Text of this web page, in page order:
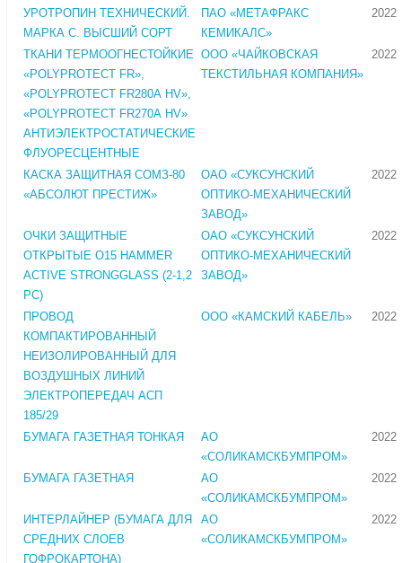
УРОТРОПИН ТЕХНИЧЕСКИЙ.
МАРКА С. ВЫСШИЙ СОРТ
ПАО «МЕТАФРАКС
КЕМИКАЛС»
2022
ТКАНИ ТЕРМООГНЕСТОЙКИЕ
«POLYPROTECT FR»,
«POLYPROTECT FR280А HV»,
«POLYPROTECT FR270А HV»
АНТИЭЛЕКТРОСТАТИЧЕСКИЕ
ФЛУОРЕСЦЕНТНЫЕ
ООО «ЧАЙКОВСКАЯ
ТЕКСТИЛЬНАЯ КОМПАНИЯ»
2022
КАСКА ЗАЩИТНАЯ СОМЗ-80
«АБСОЛЮТ ПРЕСТИЖ»
ОАО «СУКСУНСКИЙ
ОПТИКО-МЕХАНИЧЕСКИЙ
ЗАВОД»
2022
ОЧКИ ЗАЩИТНЫЕ
ОТКРЫТЫЕ О15 HAMMER
ACTIVE STRONGGLASS (2-1,2
PC)
ОАО «СУКСУНСКИЙ
ОПТИКО-МЕХАНИЧЕСКИЙ
ЗАВОД»
2022
ПРОВОД
КОМПАКТИРОВАННЫЙ
НЕИЗОЛИРОВАННЫЙ ДЛЯ
ВОЗДУШНЫХ ЛИНИЙ
ЭЛЕКТРОПЕРЕДАЧ АСП
185/29
ООО «КАМСКИЙ КАБЕЛЬ» 2022
БУМАГА ГАЗЕТНАЯ ТОНКАЯ
АО
«СОЛИКАМСКБУМПРОМ»
2022
БУМАГА ГАЗЕТНАЯ
АО
«СОЛИКАМСКБУМПРОМ»
2022
ИНТЕРЛАЙНЕР (БУМАГА ДЛЯ
СРЕДНИХ СЛОЕВ
ГОФРОКАРТОНА)
АО
«СОЛИКАМСКБУМПРОМ»
2022